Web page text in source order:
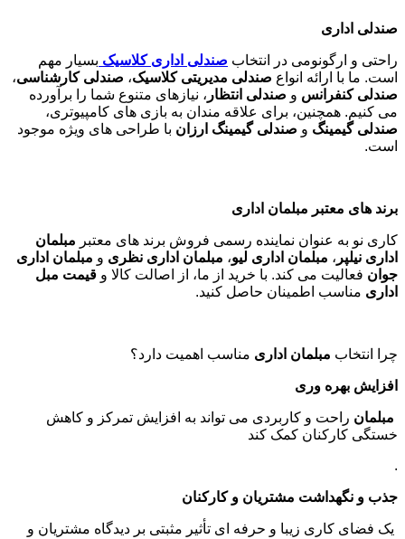
صندلی اداری
راحتی و ارگونومی در انتخاب صندلی اداری کلاسیک بسیار مهم
است. ما با ارائه انواع صندلی مدیریتی کلاسیک، صندلی کارشناسی،
صندلی کنفرانس و صندلی انتظار ، نیازهای متنوع شما را برآورده
می کنیم. همچنین، برای علاقه مندان به بازی های کامپیوتری،
صندلی گیمینگ و صندلی گیمینگ ارزان با طراحی های ویژه موجود
است.
برند های معتبر مبلمان اداری
کاری نو به عنوان نماینده رسمی فروش برند های معتبر مبلمان
اداری نیلپر ، مبلمان اداری لیو، مبلمان اداری نظری و مبلمان اداری
جوان فعالیت می کند. با خرید از ما، از اصالت کالا و قیمت مبل
اداری مناسب اطمینان حاصل کنید.
چرا انتخاب مبلمان اداری مناسب اهمیت دارد؟
افزایش بهره وری
مبلمان راحت و کاربردی می تواند به افزایش تمرکز و کاهش
خستگی کارکنان کمک کند
.
جذب و نگهداشت مشتریان و کارکنان
یک فضای کاری زیبا و حرفه ای تأثیر مثبتی بر دیدگاه مشتریان و